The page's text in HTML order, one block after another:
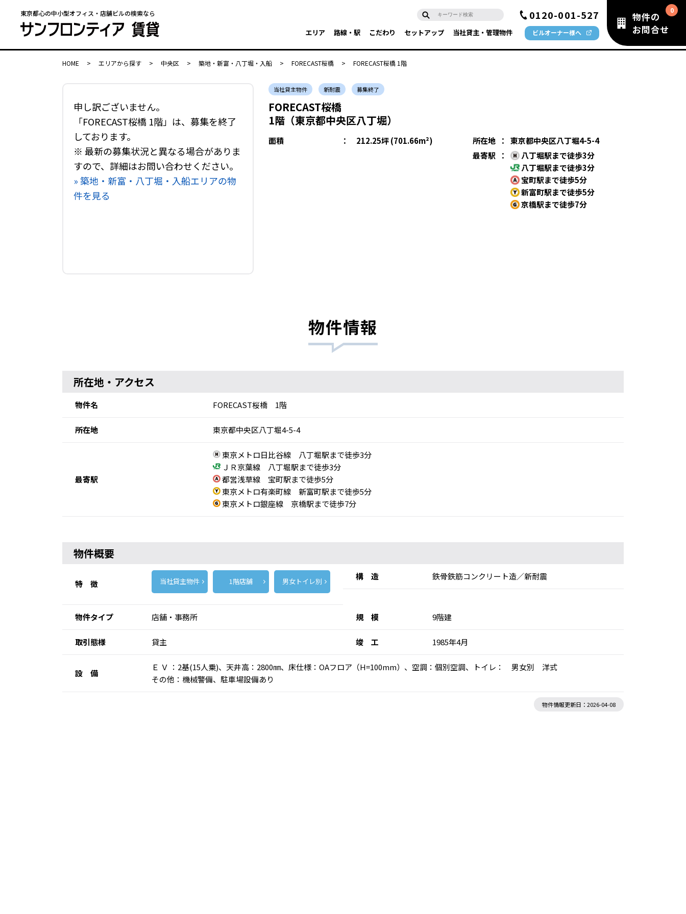
東京都心の中小型オフィス・店舗ビルの検索なら 0120-001-527
エリア 路線・駅 こだわり セットアップ 当社貸主・管理物件 ビルオーナー様へ
物件の
お問合せ
HOME > エリアから探す > 中央区 > 築地・新富・八丁堀・入船 > FORECAST桜橋 > FORECAST桜橋 1階
申し訳ございません。
「FORECAST桜橋 1階」は、募集を終了
しております。
※ 最新の募集状況と異なる場合がありま
すので、詳細はお問い合わせください。
» 築地・新富・八丁堀・入船エリアの物
件を見る
当社貸主物件 新耐震 募集終了
FORECAST桜橋
1階（東京都中央区八丁堀）
面積 ： 212.25坪 (701.66m²) 所在地 ：
東京都中央区八丁堀4-5-4
最寄駅
：
八丁堀駅まで徒歩3分
八丁堀駅まで徒歩3分
宝町駅まで徒歩5分
新富町駅まで徒歩5分
京橋駅まで徒歩7分
物件情報
所在地・アクセス
物件名 FORECAST桜橋 1階
所在地 東京都中央区八丁堀4-5-4
最寄駅
東京メトロ日比谷線 八丁堀駅まで徒歩3分
ＪＲ京葉線 八丁堀駅まで徒歩3分
都営浅草線 宝町駅まで徒歩5分
東京メトロ有楽町線 新富町駅まで徒歩5分
東京メトロ銀座線 京橋駅まで徒歩7分
物件概要
特 徴 当社貸主物件 1階店舗 男女トイレ別 構 造 鉄骨鉄筋コンクリート造／新耐震
物件タイプ 店舗・事務所 規 模 9階建
取引態様 貸主 竣 工 1985年4月
設 備
Ｅ Ｖ ：2基(15人乗)、天井高：2800㎜、床仕様：OAフロア（H=100mm）、空調：個別空調、トイレ： 男女別 洋式
その他：機械警備、駐車場設備あり
物件情報更新日：2026-04-08